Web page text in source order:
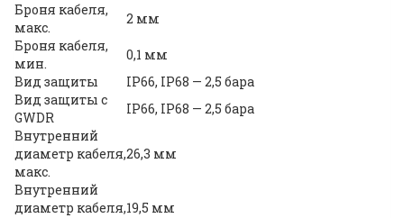
Броня кабеля,
макс.
2 мм
Броня кабеля,
мин.
0,1 мм
Вид защиты
IP66, IP68 — 2,5 бара
Вид защиты с
GWDR
IP66, IP68 — 2,5 бара
Внутренний
диаметр кабеля,
макс.
26,3 мм
Внутренний
диаметр кабеля,19,5 мм